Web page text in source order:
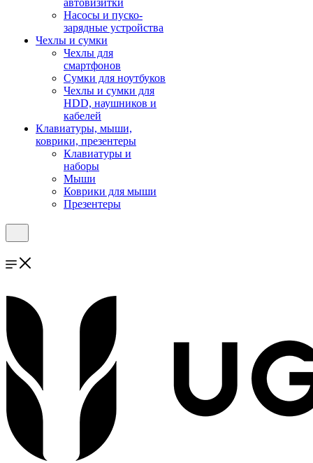
автовизитки
Насосы и пуско-
зарядные устройства
Чехлы и сумки
Чехлы для
смартфонов
Сумки для ноутбуков
Чехлы и сумки для
HDD, наушников и
кабелей
Клавиатуры, мыши,
коврики, презентеры
Клавиатуры и
наборы
Мыши
Коврики для мыши
Презентеры